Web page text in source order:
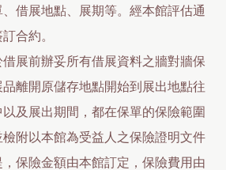
借展地點、展期等。經本館評估通
合約。
展前辦妥所有借展資料之牆對牆保
品離開原儲存地點開始到展出地點往
及展出期間，都在保單的保險範圍
附以本館為受益人之保險證明文件
保險金額由本館訂定，保險費用由